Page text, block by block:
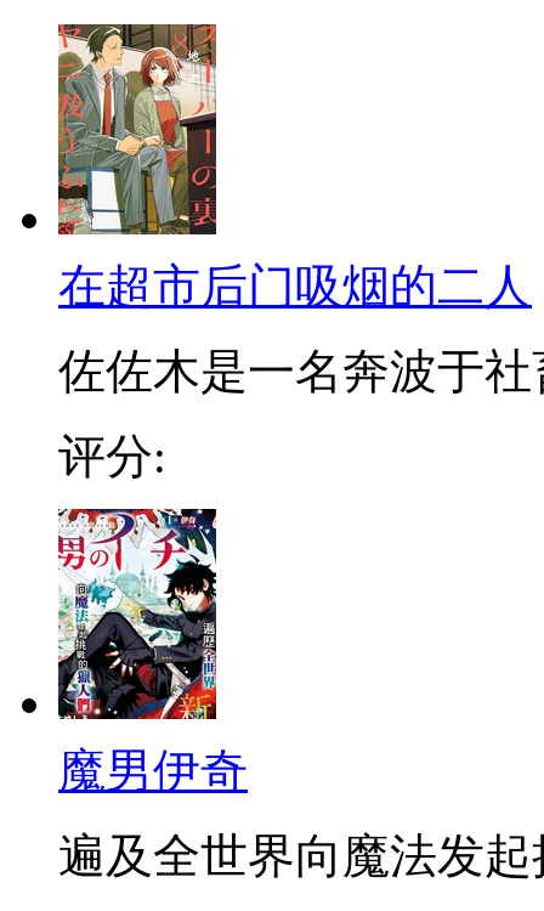
在超市后门吸烟的二人
佐佐木是一名奔波于社
评分:
魔男伊奇
遍及全世界向魔法发起